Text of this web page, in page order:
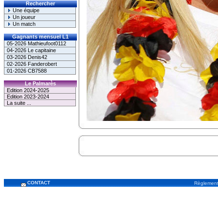
Rechercher
Une équipe
Un joueur
Un match
Gagnants mensuel L1
05-2026 Mathieufoot0112
04-2026 Le capitaine
03-2026 Denis42
02-2026 Fanderobert
01-2026 CB7588
Le Palmarès
Edition 2024-2025
Edition 2023-2024
La suite ...
CONTACT Règlement